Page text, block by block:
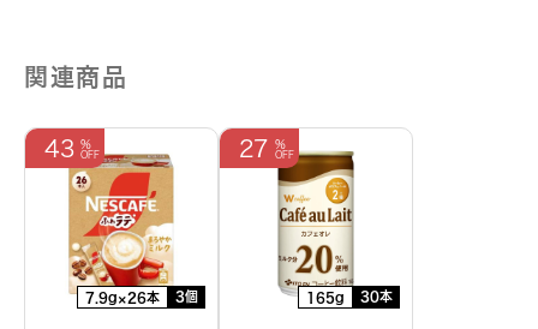
紙
ク
個
関連商品
7.9g×26本 3個
43
165g 30本
27